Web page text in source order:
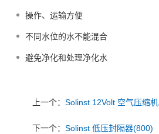
操作、运输方便
不同水位的水不能混合
避免净化和处理净化水
上一个： Solinst 12Volt 空气压缩机
下一个： Solinst 低压封隔器(800)